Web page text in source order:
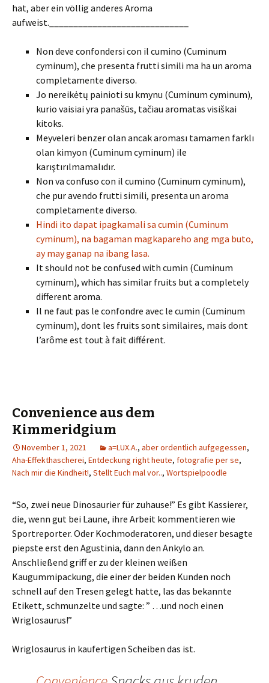
hat, aber ein völlig anderes Aroma
aufweist._____________________________
Non deve confondersi con il cumino (Cuminum
cyminum), che presenta frutti simili ma ha un aroma
completamente diverso.
Jo nereikėtų painioti su kmynu (Cuminum cyminum),
kurio vaisiai yra panašūs, tačiau aromatas visiškai
kitoks.
Meyveleri benzer olan ancak aroması tamamen farklı
olan kimyon (Cuminum cyminum) ile
karıştırılmamalıdır.
Non va confuso con il cumino (Cuminum cyminum),
che pur avendo frutti simili, presenta un aroma
completamente diverso.
Hindi ito dapat ipagkamali sa cumin (Cuminum
cyminum), na bagaman magkapareho ang mga buto,
ay may ganap na ibang lasa.
It should not be confused with cumin (Cuminum
cyminum), which has similar fruits but a completely
different aroma.
Il ne faut pas le confondre avec le cumin (Cuminum
cyminum), dont les fruits sont similaires, mais dont
l’arôme est tout à fait différent.
Convenience aus dem
Kimmeridgium
November 1, 2021 a=LUX.A., aber ordentlich aufgegessen,
Aha-Effekthascherei, Entdeckung right heute, fotografie per se,
Nach mir die Kindheit!, Stellt Euch mal vor.., Wortspielpoodle
“So, zwei neue Dinosaurier für zuhause!” Es gibt Kassierer,
die, wenn gut bei Laune, ihre Arbeit kommentieren wie
Sportreporter. Oder Kochmoderatoren, und dieser besagte
piepste erst den Agustinia, dann den Ankylo an.
Anschließend griff er zu der kleinen weißen
Kaugummipackung, die einer der beiden Kunden noch
schnell auf den Tresen gelegt hatte, las das bekannte
Etikett, schmunzelte und sagte: ” …und noch einen
Wriglosaurus!”
Wriglosaurus in kaufertigen Scheiben das ist.